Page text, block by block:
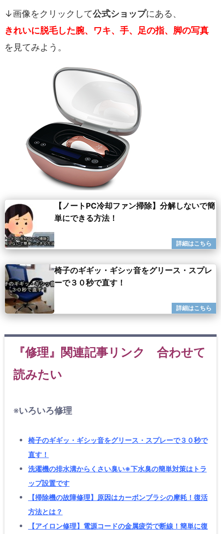
↓画像をクリックして公式ショップにある、
きれいに脱毛した腕、ワキ、手、足の指、脚の写真
を見てみよう。
【ノートPC冷却ファン掃除】分解しないで簡
単にできる方法！
椅子のギギッ・ギシッ音をグリース・スプレ
ーで３０秒で直す！
『修理』関連記事リンク 合わせて
読みたい
※いろいろ修理
椅子のギギッ・ギシッ音をグリース・スプレーで３０秒で
直す！
洗濯機の排水溝からくさい臭い※下水臭の簡単対策はトラ
ップ設置です
【掃除機の故障修理】原因はカーボンブラシの摩耗！復活
方法とは？
【アイロン修理】電源コードの金属疲労で断線！簡単に復